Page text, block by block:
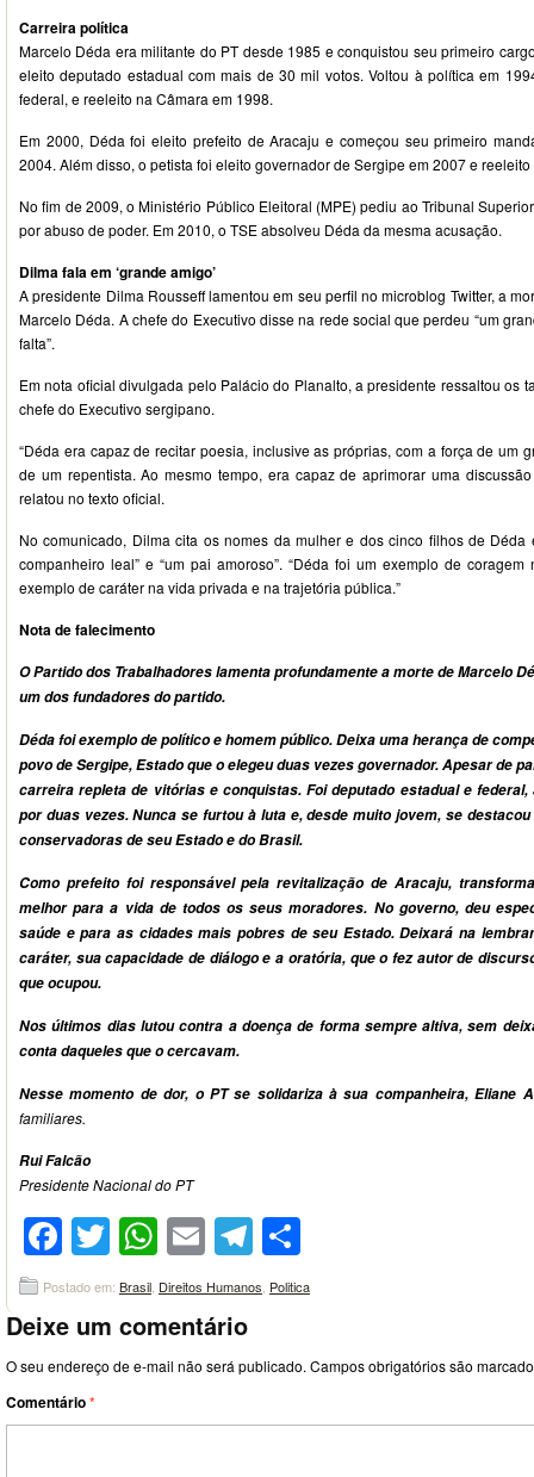
Carreira política
Marcelo Déda era militante do PT desde 1985 e conquistou seu primeiro
eleito deputado estadual com mais de 30 mil votos. Voltou à política em
federal, e reeleito na Câmara em 1998.
Em 2000, Déda foi eleito prefeito de Aracaju e começou seu primeiro
2004. Além disso, o petista foi eleito governador de Sergipe em 2007 e
No fim de 2009, o Ministério Público Eleitoral (MPE) pediu ao Tribunal
por abuso de poder. Em 2010, o TSE absolveu Déda da mesma acusação.
Dilma fala em ‘grande amigo’
A presidente Dilma Rousseff lamentou em seu perfil no microblog Twitter, a
Marcelo Déda. A chefe do Executivo disse na rede social que perdeu “um
falta”.
Em nota oficial divulgada pelo Palácio do Planalto, a presidente ressaltou os
chefe do Executivo sergipano.
“Déda era capaz de recitar poesia, inclusive as próprias, com a força de um
de um repentista. Ao mesmo tempo, era capaz de aprimorar uma
relatou no texto oficial.
No comunicado, Dilma cita os nomes da mulher e dos cinco filhos de Déda
companheiro leal” e “um pai amoroso”. “Déda foi um exemplo de
exemplo de caráter na vida privada e na trajetória pública.”
Nota de falecimento
O Partido dos Trabalhadores lamenta profundamente a morte de Marcelo
um dos fundadores do partido.
Déda foi exemplo de político e homem público. Deixa uma herança de
povo de Sergipe, Estado que o elegeu duas vezes governador. Apesar de
carreira repleta de vitórias e conquistas. Foi deputado estadual e
por duas vezes. Nunca se furtou à luta e, desde muito jovem, se
conservadoras de seu Estado e do Brasil.
Como prefeito foi responsável pela revitalização de Aracaju,
melhor para a vida de todos os seus moradores. No governo, deu
saúde e para as cidades mais pobres de seu Estado. Deixará na
caráter, sua capacidade de diálogo e a oratória, que o fez autor de
que ocupou.
Nos últimos dias lutou contra a doença de forma sempre altiva, sem
conta daqueles que o cercavam.
Nesse momento de dor, o PT se solidariza à sua companheira, Eliane
familiares.
Rui Falcão
Presidente Nacional do PT
Facebook
Twitter
WhatsApp
EmailTelegram
Postado em: Brasil Direitos Humanos Politica
Deixe um comentário
O seu endereço de e-mail não será publicado. Campos obrigatórios são
Comentário*